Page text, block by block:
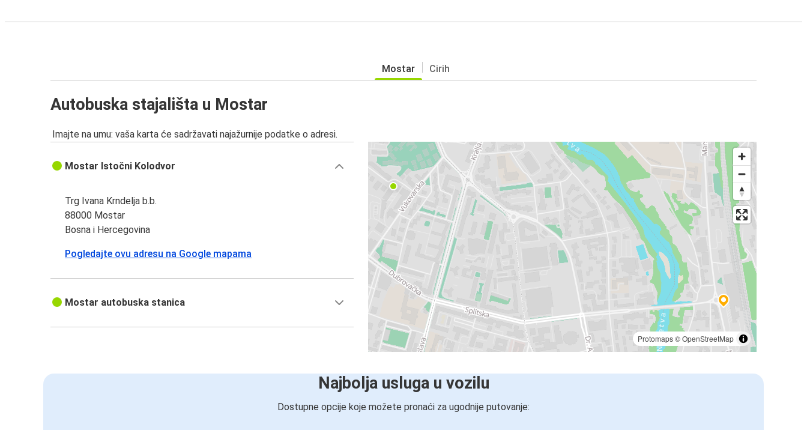
Mostar Cirih
Autobuska stajališta u Mostar
Imajte na umu: vaša karta će sadržavati najažurnije podatke o adresi.
Protomaps©OpenStreetMap
Mostar Istočni Kolodvor
Trg Ivana Krndelja b.b.
88000 Mostar
Bosna i Hercegovina
Pogledajte ovu adresu na Google mapama
Mostar autobuska stanica
Najbolja usluga u vozilu
Dostupne opcije koje možete pronaći za ugodnije putovanje: